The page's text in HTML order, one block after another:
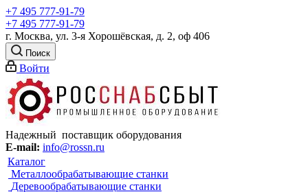
+7 495 777-91-79
+7 495 777-91-79
г. Москва, ул. 3-я Хорошёвская, д. 2, оф 406
Поиск
Войти
Надежный поставщик оборудования
E-mail: info@rossn.ru
Каталог
Металлообрабатывающие станки
Деревообрабатывающие станки